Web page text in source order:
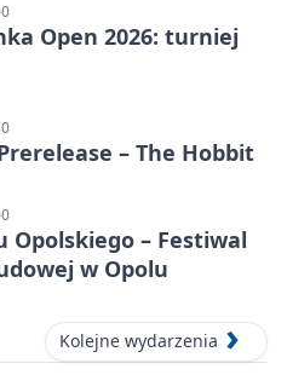
Open 2026: turniej
– The Hobbit
Opolskiego – Festiwal
w Opolu
Kolejne wydarzenia